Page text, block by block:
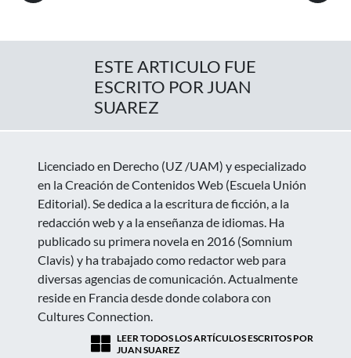
ESTE ARTICULO FUE
ESCRITO POR JUAN
SUAREZ
Licenciado en Derecho (UZ /UAM) y especializado
en la Creación de Contenidos Web (Escuela Unión
Editorial). Se dedica a la escritura de ficción, a la
redacción web y a la enseñanza de idiomas. Ha
publicado su primera novela en 2016 (Somnium
Clavis) y ha trabajado como redactor web para
diversas agencias de comunicación. Actualmente
reside en Francia desde donde colabora con
Cultures Connection.
LEER TODOS LOS ARTÍCULOS ESCRITOS POR
JUAN SUAREZ